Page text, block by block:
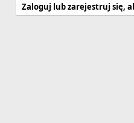
Zaloguj lub zarejestruj się,